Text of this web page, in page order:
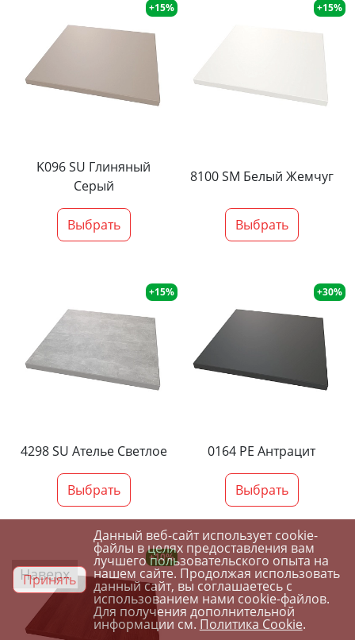
+15%
K096 SU Глиняный
Серый
Выбрать
+15%
8100 SM Белый Жемчуг
Выбрать
+15%
4298 SU Ателье Светлое
Выбрать
+30%
0164 PE Антрацит
Выбрать
+10%
Наверх
Принять
Данный веб-сайт использует cookie-
файлы в целях предоставления вам
лучшего пользовательского опыта на
нашем сайте. Продолжая использовать
данный сайт, вы соглашаетесь с
использованием нами cookie-файлов.
Для получения дополнительной
информации см.Политика Cookie.